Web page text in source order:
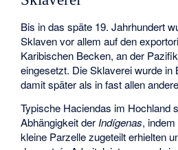
Bis in das späte 19. Jahrhundert
Sklaven vor allem auf den
Karibischen Becken, an der
eingesetzt. Die Sklaverei wurde in
damit später als in fast allen
Typische Haciendas im Hochland
Abhängigkeit derIndígenas,
kleine Parzelle zugeteilt erhielten